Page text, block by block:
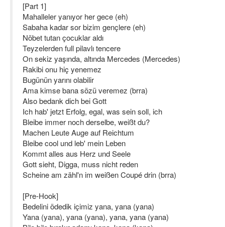
[Part 1]
Mahalleler yanıyor her gece (eh)
Sabaha kadar sor bizim gençlere (eh)
Nöbet tutan çocuklar aldı
Teyzelerden full pilavlı tencere
On sekiz yaşında, altında Mercedes (Mercedes)
Rakibi onu hiç yenemez
Bugünün yarını olabilir
Ama kimse bana sözü veremez (brra)
Also bedank dich bei Gott
Ich hab' jetzt Erfolg, egal, was sein soll, ich
Bleibe immer noch derselbe, weißt du?
Machen Leute Auge auf Reichtum
Bleibe cool und leb' mein Leben
Kommt alles aus Herz und Seele
Gott sieht, Digga, muss nicht reden
Scheine am zähl'n im weißen Coupé drin (brra)
[Pre-Hook]
Bedelini ödedik içimiz yana, yana (yana)
Yana (yana), yana (yana), yana, yana (yana)